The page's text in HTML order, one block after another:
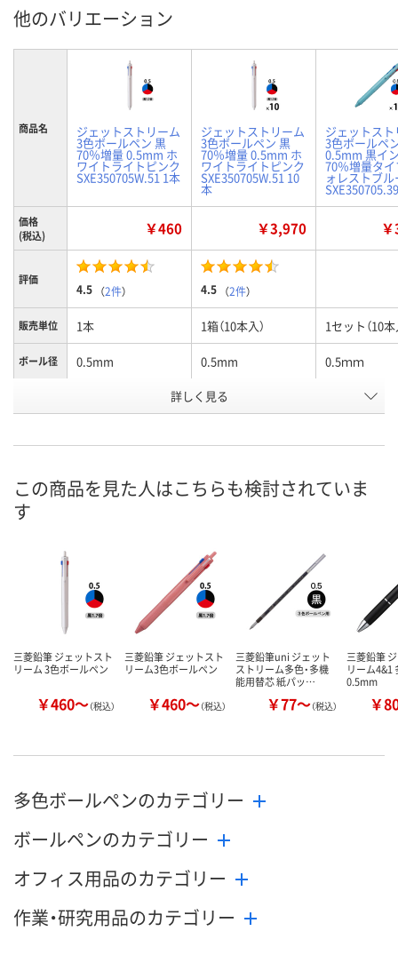
他のバリエーション
商品名 ジェットストリーム
3色ボールペン 黒
70％増量 0.5mm ホ
ワイトライトピンク
SXE350705W.51 1本
ジェットストリーム
3色ボールペン 黒
70％増量 0.5mm ホ
ワイトライトピンク
SXE350705W.51 10
本
ジェットス
3色ボールペ
0.5mm 黒イ
70％増量タ
ォレストブル
価格
(税込)
￥460 ￥3,970
評価
4.5 （2件） 4.5 （2件）
販売単位 1本 1箱（10本入） 1セット（10本
ボール径 0.5mm 0.5mm 0.5ｍｍ
ホワイトライトピン
ク
ホワイトライトピン
ク
フォレスト
お申込番
在庫 5点 入荷待ち 1点
ます
数量 数量 数量
詳しく見る
この商品を見た人はこちらも検討されていま
す
三菱鉛筆 ジェットスト
リーム 3色ボールペン
￥460～（税込）
三菱鉛筆 ジェットスト
リーム3色ボールペン
￥460～（税込）
三菱鉛筆uni ジェット
ストリーム多色・多機
能用替芯 紙パッ…
￥77～（税込）
三菱鉛筆
リーム4&1
0.5mm
￥
多色ボールペンのカテゴリー
ボールペンのカテゴリー
オフィス用品のカテゴリー
作業・研究用品のカテゴリー